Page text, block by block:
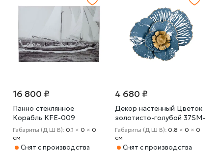
16 800 ₽
Панно стеклянное
Корабль KFE-009
Габариты (Д Ш В): 0.1 × 0 × 0
cм
Снят с производства
4 680 ₽
Декор настенный Цветок
золотисто-голубой 37SM-
0844
Габариты (Д Ш В): 0.8 × 0 × 0
cм
Снят с производства